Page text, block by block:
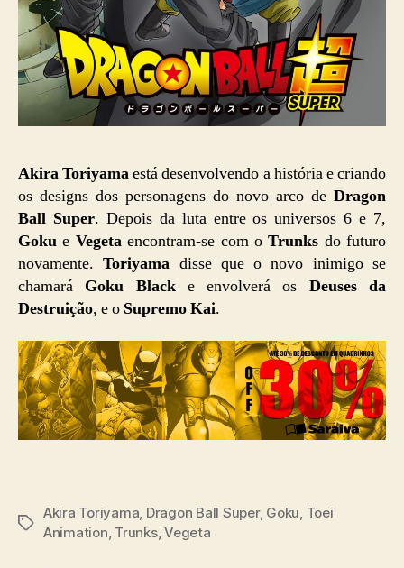
Akira Toriyamaestá desenvolvendo a história e criando
os designs dos personagens do novo arco de Dragon
Ball Super. Depois da luta entre os universos 6 e 7,
Goku e Vegetaencontram-se com oTrunks do futuro
novamente.Toriyama disse que o novo inimigo se
chamará Goku Blacke envolverá os Deuses da
Destruição, e o Supremo Kai.
Tags
Akira Toriyama, Dragon Ball Super, Goku, Toei
Animation, Trunks,Vegeta